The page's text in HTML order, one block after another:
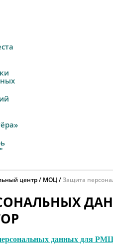
центр МОЦ Защита
данных для РМЦ